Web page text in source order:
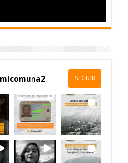
micomuna2 SEGUIR